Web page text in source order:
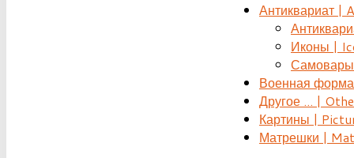
Антиквариат |
Иконы |
Военная
Другое ... |
Картины |
Матрешки |